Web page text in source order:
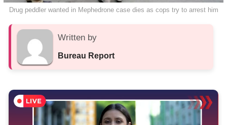
Drug peddler wanted in Mephedrone case dies as cops try to arrest him
Written by
Bureau Report